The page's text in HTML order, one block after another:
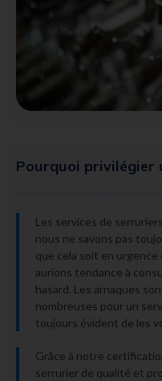
Pourquoi privilégier
Les services de
nous ne savons pas
que cela soit en
aurions tendance à
hasard. Les arnaques
nombreuses pour un
toujours évident de les
Grâce à notre
serrurier de qualité et